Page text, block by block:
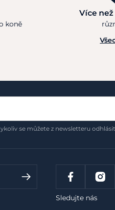
koně
Více
se můžete z newsletteru
Sledujte nás